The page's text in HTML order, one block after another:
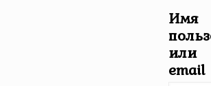
Имя
или
email